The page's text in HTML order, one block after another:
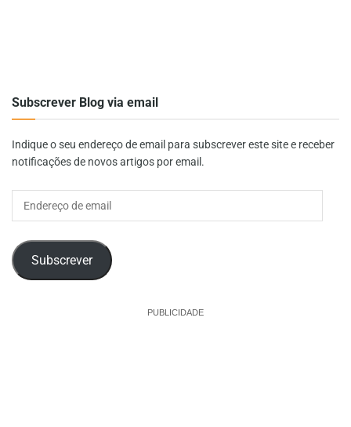
Subscrever Blog via email
Indique o seu endereço de email para subscrever este site e receber
notificações de novos artigos por email.
Subscrever
PUBLICIDADE